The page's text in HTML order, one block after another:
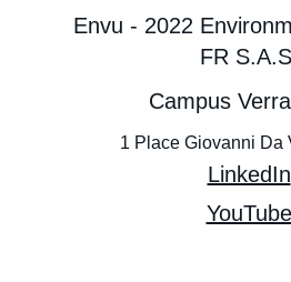
Envu - 2022
FR
Campus
1 Place Giovanni Da
LinkedIn
YouTube